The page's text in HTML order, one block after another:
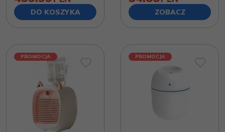
DO KOSZYKA ZOBACZ
PROMOCJA PROMOCJA